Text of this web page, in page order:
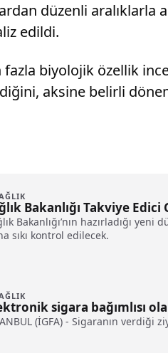
düzenli
edildi.
biyolojik özellik
aksine belirli
Bakanlığı Takviye
Bakanlığı’nın hazırladığı
sıkı kontrol edilecek.
sigara bağımlısı
(İGFA) - Sigaranın verdiği